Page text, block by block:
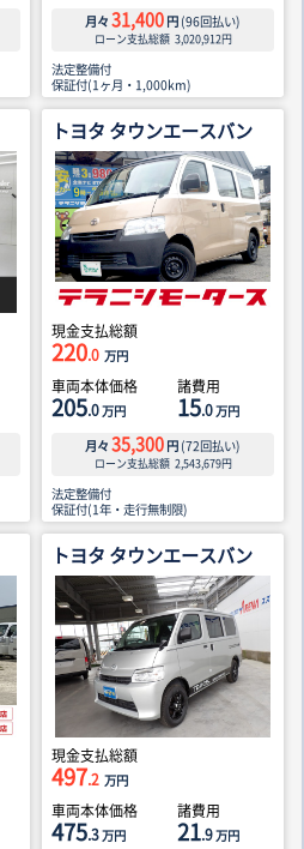
月々 31,400 円 (96回払い)
ローン支払総額 3,020,912円
法定整備付
保証付(1ヶ月・1,000km)
トヨタ タウンエースバン
現金支払総額
220.0 万円
車両本体価格
205.0万円
諸費用
15.0万円
月々 35,300 円 (72回払い)
ローン支払総額 2,543,679円
法定整備付
保証付(1年・走行無制限)
トヨタ タウンエースバン
現金支払総額
497.2 万円
車両本体価格
475.3万円
諸費用
21.9万円